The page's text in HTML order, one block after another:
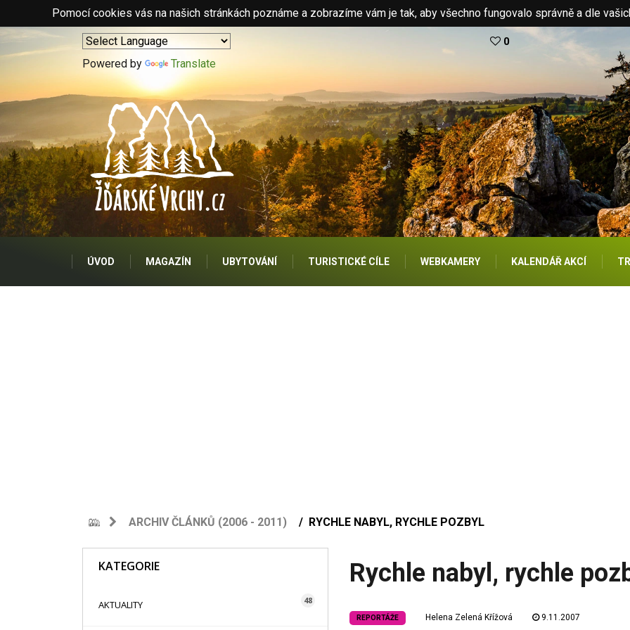
Pomocí cookies vás na našich stránkách poznáme a zobrazíme vám je tak, aby všechno fungovalo správně a dle
Powered by Translate
0
ÚVOD MAGAZÍN UBYTOVÁNÍ TURISTICKÉ CÍLE WEBKAMERY KALENDÁŘ AKCÍ
ARCHIV ČLÁNKŮ (2006 - 2011) RYCHLE NABYL, RYCHLE POZBYL
KATEGORIE
AKTUALITY 48
Rychle nabyl, rychle
REPORTÁŽE Helena Zelená Křížová 9.11.2007